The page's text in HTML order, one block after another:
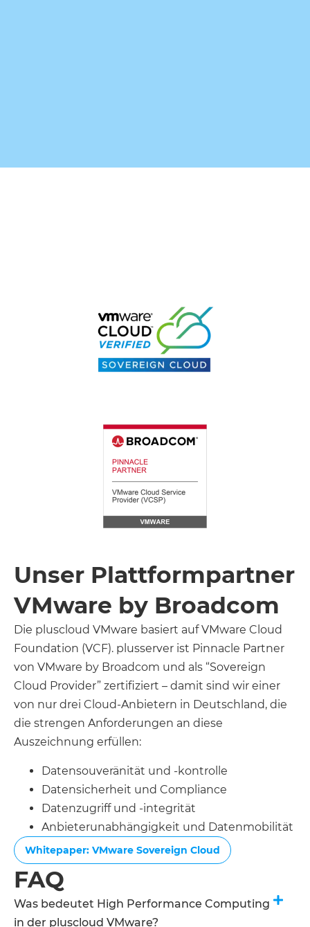
Unser Plattformpartner
VMware by Broadcom
Die pluscloud VMware basiert auf VMware Cloud
Foundation (VCF). plusserver ist Pinnacle Partner
von VMware by Broadcom und als “Sovereign
Cloud Provider” zertifiziert – damit sind wir einer
von nur drei Cloud-Anbietern in Deutschland, die
die strengen Anforderungen an diese
Auszeichnung erfüllen:
Datensouveränität und -kontrolle
Datensicherheit und Compliance
Datenzugriff und -integrität
Anbieterunabhängigkeit und Datenmobilität
Whitepaper: VMware Sovereign Cloud
FAQ
Was bedeutet High Performance Computing
in der pluscloud VMware?